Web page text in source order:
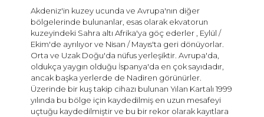
Akdeniz'in kuzey ucunda ve Avrupa'nın diğer
bölgelerinde bulunanlar, esas olarak ekvatorun
kuzeyindeki Sahra altı Afrika'ya göç ederler , Eylül /
Ekim'de ayrılıyor ve Nisan / Mayıs'ta geri dönüyorlar.
Orta ve Uzak Doğu'da nüfus yerleşiktir. Avrupa'da,
oldukça yaygın olduğu İspanya'da en çok sayıdadır,
ancak başka yerlerde de Nadiren görünürler.
Üzerinde bir kuş takip cihazı bulunan Yılan Kartalı 1999
yılında bu bölge için kaydedilmiş en uzun mesafeyi
uçtuğu kaydedilmiştir ve bu bir rekor olarak kayıtlara